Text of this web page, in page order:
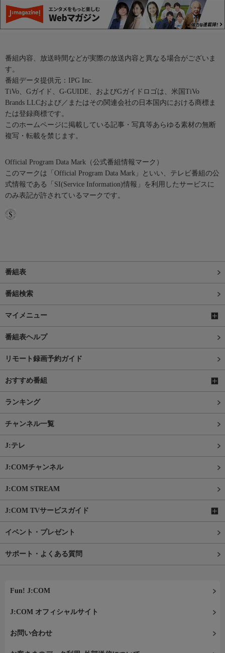
番組内容、放送時間などが実際の放送内容と異なる場合がございま
す。
番組データ提供元：IPG Inc.
TiVo、Gガイド、G-GUIDE、およびGガイドロゴは、米国TiVo
Brands LLCおよび／またはその関連会社の日本国内における商標ま
たは登録商標です。
このホームページに掲載している記事・写真等あらゆる素材の無断
複写・転載を禁じます。
Official Program Data Mark（公式番組情報マーク）
このマークは「Official Program Data Mark」といい、テレビ番組の公
式情報である「SI(Service Information)情報」を利用したサービスに
のみ表記が許されているマークです。
番組表
番組検索
マイメニュー
番組表ヘルプ
リモート録画予約ガイド
おすすめ番組
ランキング
チャンネル一覧
J:テレ
J:COMチャンネル
J:COM STREAM
J:COM TVサービスガイド
イベント・プレゼント
サポート・よくある質問
Fun! J:COM
J:COM オフィシャルサイト
お問い合わせ